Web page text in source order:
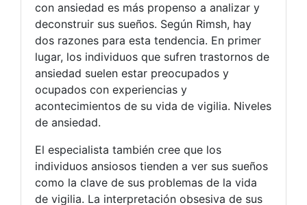
con ansiedad es más propenso a analizar y
deconstruir sus sueños. Según Rimsh, hay
dos razones para esta tendencia. En primer
lugar, los individuos que sufren trastornos de
ansiedad suelen estar preocupados y
ocupados con experiencias y
acontecimientos de su vida de vigilia. Niveles
de ansiedad.
El especialista también cree que los
individuos ansiosos tienden a ver sus sueños
como la clave de sus problemas de la vida
de vigilia. La interpretación obsesiva de sus